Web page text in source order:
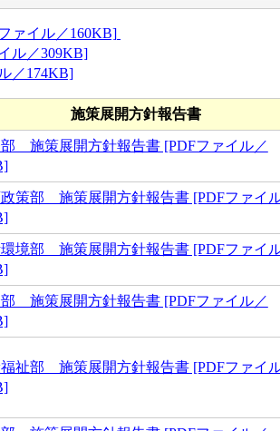
ァイル／160KB]
ル／309KB]
／174KB]
施策展開方針報告書
部 施策展開方針報告書 [PDFファイル／
政策部 施策展開方針報告書 [PDFファイ
境部 施策展開方針報告書 [PDFファイ
施策展開方針報告書 [PDFファイル／
福祉部 施策展開方針報告書 [PDFファイ